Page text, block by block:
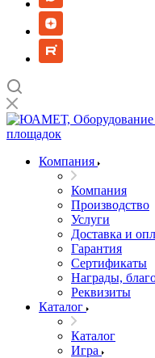
Компания
Компания
Производство
Услуги
Доставка и
Гарантия
Сертификаты
Награды,
Реквизиты
Каталог
Каталог
Игра